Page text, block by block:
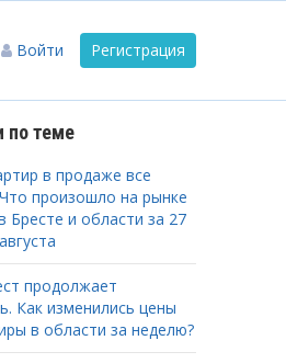
Регистрация
Войти
по теме
в продаже все
произошло на рынке
Бресте и области за 27
продолжает
Как изменились цены
в области за неделю?